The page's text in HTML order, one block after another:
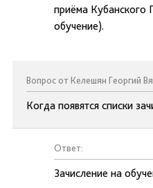
приёма Кубанского
обучение).
Вопрос от Келешян Георгий
Когда появятся списки
Ответ:
Зачисление на